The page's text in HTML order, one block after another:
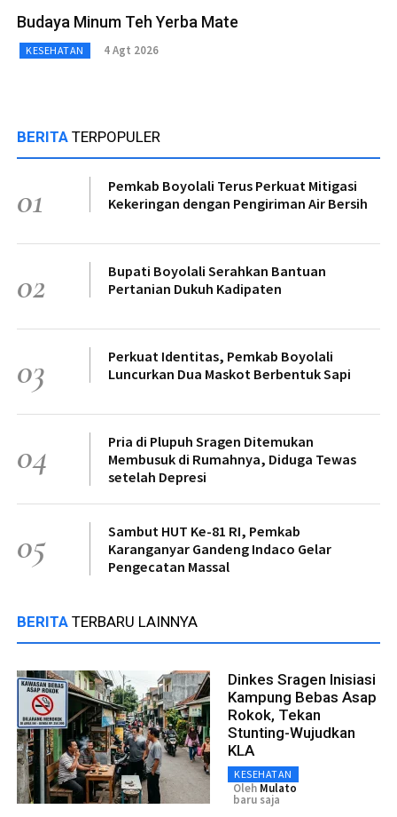
Budaya Minum Teh Yerba Mate
KESEHATAN 4 Agt 2026
BERITA TERPOPULER
01
Pemkab Boyolali Terus Perkuat Mitigasi
Kekeringan dengan Pengiriman Air Bersih
02
Bupati Boyolali Serahkan Bantuan
Pertanian Dukuh Kadipaten
03
Perkuat Identitas, Pemkab Boyolali
Luncurkan Dua Maskot Berbentuk Sapi
04
Pria di Plupuh Sragen Ditemukan
Membusuk di Rumahnya, Diduga Tewas
setelah Depresi
05
Sambut HUT Ke-81 RI, Pemkab
Karanganyar Gandeng Indaco Gelar
Pengecatan Massal
BERITA TERBARU LAINNYA
Dinkes Sragen Inisiasi
Kampung Bebas Asap
Rokok, Tekan
Stunting-Wujudkan
KLA
KESEHATAN
Oleh Mulato
baru saja